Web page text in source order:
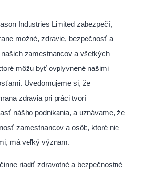
Industries Limited zabezpečí,
možné, zdravie, bezpečnosť a
zamestnancov a všetkých
môžu byť ovplyvnené našimi
Uvedomujeme si, že
zdravia pri práci tvorí
nášho podnikania, a uznávame, že
zamestnancov a osôb, ktoré nie
má veľký význam.
riadiť zdravotné a bezpečnostné